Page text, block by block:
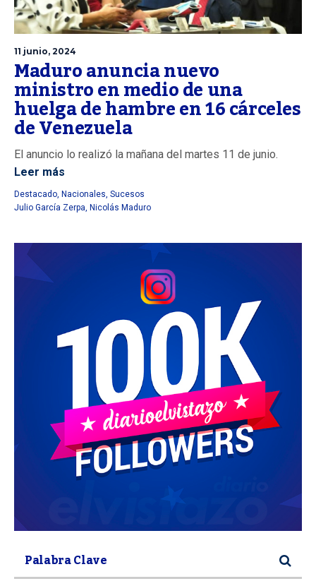
11 junio, 2024
Maduro anuncia nuevo
ministro en medio de una
huelga de hambre en 16 cárceles
de Venezuela
El anuncio lo realizó la mañana del martes 11 de junio.
Leer más
Destacado, Nacionales, Sucesos
Julio García Zerpa, Nicolás Maduro